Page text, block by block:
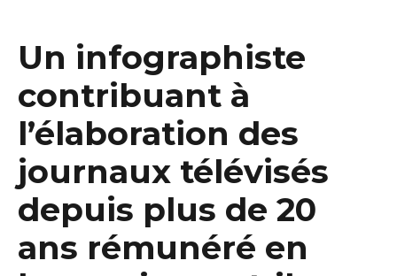
Un infographiste
contribuant à
l’élaboration des
journaux télévisés
depuis plus de 20
ans rémunéré en